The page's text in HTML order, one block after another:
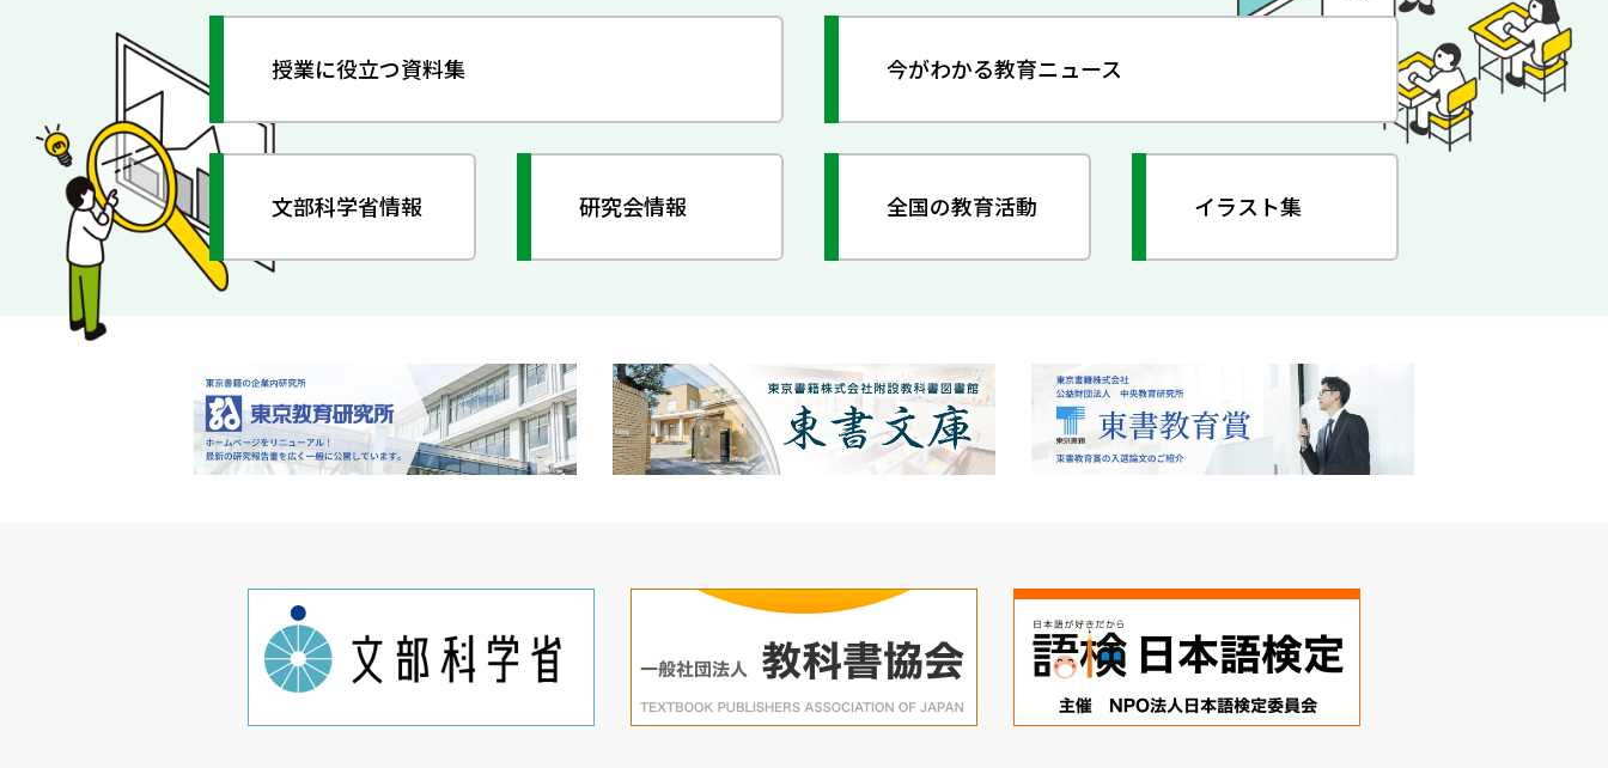
授業に役立つ資料集 今がわかる教育ニュース
文部科学省情報 研究会情報 全国の教育活動 イラスト集